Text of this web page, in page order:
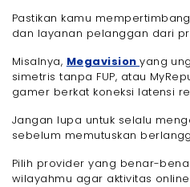
Pastikan kamu
dan layanan pelanggan dari
Misalnya, Megavisionyang
simetris tanpa FUP, atau
gamer berkat koneksi latensi
Jangan lupa untuk selalu
sebelum memutuskan
Pilih provider yang benar-
wilayahmu agar aktivitas